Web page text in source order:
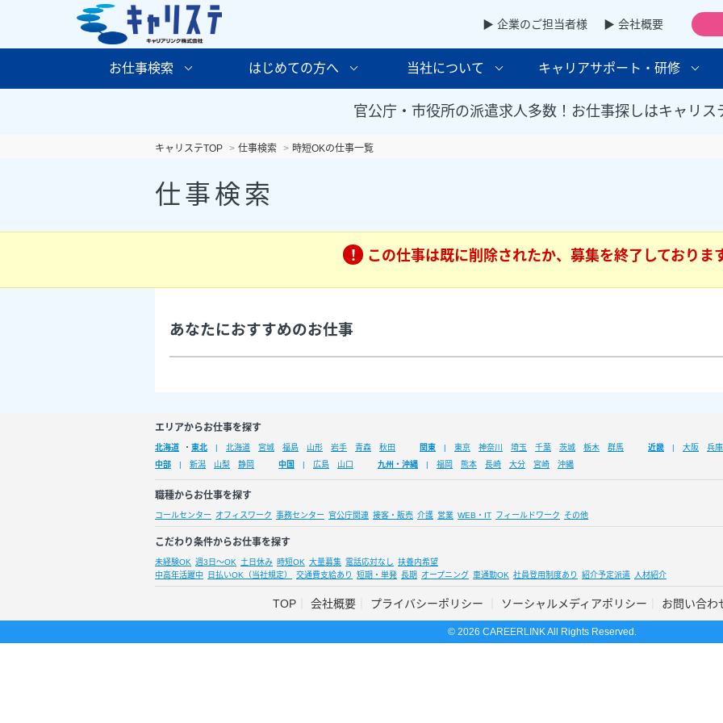
▶ 企業のご担当者様 ▶ 会社概要
お仕事検索 はじめての方へ 当社について キャリアサポート・研修
官公庁・市役所の派遣求人多数！お仕事探しはキャリス
キャリステTOP 仕事検索 時短OKの仕事一覧
仕事検索
この仕事は既に削除されたか、募集を終了しておりま
あなたにおすすめのお仕事
エリアからお仕事を探す
北海道 ・ 東北 北海道 宮城 福島 山形 岩手 青森 秋田 関東 東京 神奈川 埼玉 千葉 茨城 栃木 群馬 近畿 大阪
兵庫
中部
新潟 山梨 静岡 中国 広島 山口 九州・沖縄 福岡 熊本 長崎 大分 宮崎 沖縄
職種からお仕事を探す
コールセンター オフィスワーク 事務センター 官公庁関連 接客・販売 介護 営業 WEB・IT フィールドワーク その他
こだわり条件からお仕事を探す
未経験OK 週3日～OK 土日休み 時短OK 大量募集 電話応対なし 扶養内希望
中高年活躍中
日払いOK（当社規定） 交通費支給あり 短期・単発 長期 オープニング 車通勤OK 社員登用制度あり 紹介予定派遣 人材紹介
TOP 会社概要 プライバシーポリシー ソーシャルメディアポリシー お問い合わ
© 2026 CAREERLINK All Rights Reserved.